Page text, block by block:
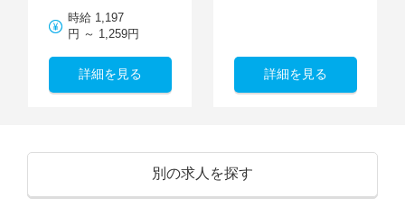
時給 1,197
円 ～ 1,259円
詳細を見る 詳細を見る
別の求人を探す